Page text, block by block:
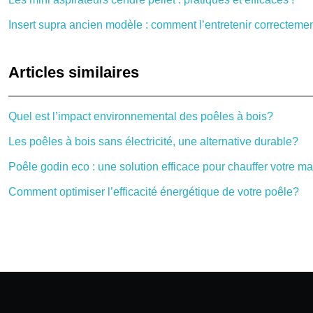
Insert supra ancien modèle : comment l’entretenir
Articles similaires
Quel est l’impact environnemental des poêles à bois?
Les poêles à bois sans électricité, une alternative durable?
Poêle godin eco : une solution efficace pour chauffer votre
Comment optimiser l’efficacité énergétique de votre poêle?